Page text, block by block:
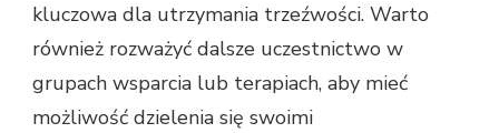
kluczowa dla utrzymania trzeźwości. Warto
również rozważyć dalsze uczestnictwo w
grupach wsparcia lub terapiach, aby mieć
możliwość dzielenia się swoimi